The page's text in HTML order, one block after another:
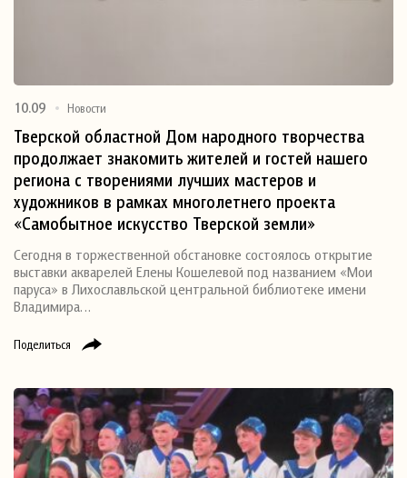
Поделиться
10.09 Новости
Тверской областной Дом народного творчества
продолжает знакомить жителей и гостей нашего
региона с творениями лучших мастеров и
художников в рамках многолетнего проекта
«Самобытное искусство Тверской земли»
Сегодня в торжественной обстановке состоялось открытие
выставки акварелей Елены Кошелевой под названием «Мои
паруса» в Лихославльской центральной библиотеке имени
Владимира…